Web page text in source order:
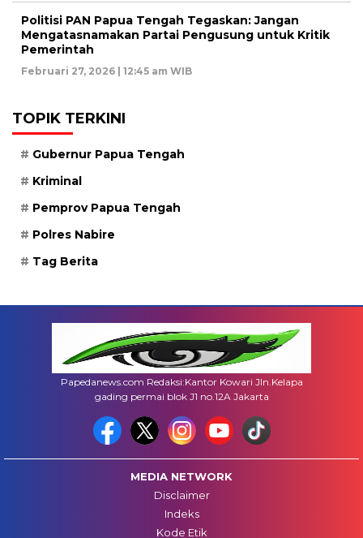
Politisi PAN Papua Tengah Tegaskan: Jangan
Mengatasnamakan Partai Pengusung untuk Kritik
Pemerintah
Februari 27, 2026 | 12:45 am WIB
TOPIK TERKINI
Gubernur Papua Tengah
Kriminal
Pemprov Papua Tengah
Polres Nabire
Tag Berita
Papedanews.com Redaksi:Kantor Kowari Jln.Kelapa
gading permai blok J1 no.12A Jakarta
MEDIA NETWORK
Disclaimer
Indeks
Kode Etik